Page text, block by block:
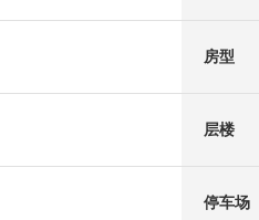
房型
层楼
停车场